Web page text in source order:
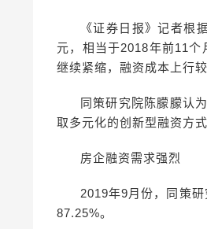
《证券日报》记者根
元，相当于2018年前11
继续紧缩，融资成本上行较
同策研究院陈朦朦认
取多元化的创新型融资方
房企融资需求强烈
2019年9月份，同策
87.25%。